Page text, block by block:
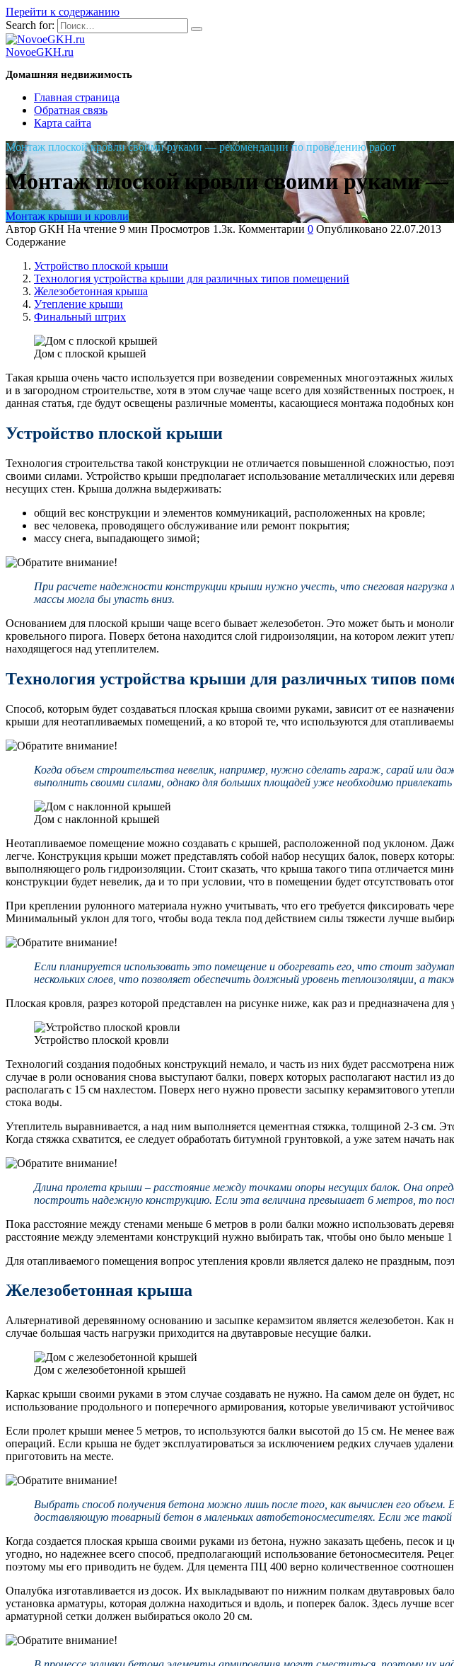
Перейти к содержанию
Search for:
NovoeGKH.ru
Домашняя недвижимость
Главная страница
Обратная связь
Карта сайта
Монтаж плоской кровли своими руками — рекомендации по проведению работ
Монтаж плоской кровли своими руками —
Монтаж крыши и кровли
Автор GKH На чтение 9 мин Просмотров 1.3к. Комментарии 0 Опубликовано 22.07.2013
Содержание
Устройство плоской крыши
Технология устройства крыши для различных типов помещений
Железобетонная крыша
Утепление крыши
Финальный штрих
Дом с плоской крышей
Такая крыша очень часто используется при возведении современных многоэтажных
и в загородном строительстве, хотя в этом случае чаще всего для хозяйственных
данная статья, где будут освещены различные моменты, касающиеся монтажа подобных
Устройство плоской крыши
Технология строительства такой конструкции не отличается повышенной сложностью,
своими силами. Устройство крыши предполагает использование металлических или
несущих стен. Крыша должна выдерживать:
общий вес конструкции и элементов коммуникаций, расположенных на кровле;
вес человека, проводящего обслуживание или ремонт покрытия;
массу снега, выпадающего зимой;
При расчете надежности конструкции крыши нужно учесть, что снеговая
массы могла бы упасть вниз.
Основанием для плоской крыши чаще всего бывает железобетон. Это может быть и
кровельного пирога. Поверх бетона находится слой гидроизоляции, на котором лежит
находящегося над утеплителем.
Технология устройства крыши для различных типов
Способ, которым будет создаваться плоская крыша своими руками, зависит от ее
крыши для неотапливаемых помещений, а ко второй те, что используются для
Когда объем строительства невелик, например, нужно сделать гараж, сарай
выполнить своими силами, однако для больших площадей уже необходимо
Дом с наклонной крышей
Неотапливаемое помещение можно создавать с крышей, расположенной под уклоном.
легче. Конструкция крыши может представлять собой набор несущих балок, поверх
выполняющего роль гидроизоляции. Стоит сказать, что крыша такого типа отличается
конструкции будет невелик, да и то при условии, что в помещении будет отсутствовать
При креплении рулонного материала нужно учитывать, что его требуется фиксировать
Минимальный уклон для того, чтобы вода текла под действием силы тяжести лучше
Если планируется использовать это помещение и обогревать его, что стоит
нескольких слоев, что позволяет обеспечить должный уровень теплоизоляции, а
Плоская кровля, разрез которой представлен на рисунке ниже, как раз и предназначена
Устройство плоской кровли
Технологий создания подобных конструкций немало, и часть из них будет рассмотрена
случае в роли основания снова выступают балки, поверх которых располагают настил
располагать с 15 см нахлестом. Поверх него нужно провести засыпку керамзитового
стока воды.
Утеплитель выравнивается, а над ним выполняется цементная стяжка, толщиной 2-3 см.
Когда стяжка схватится, ее следует обработать битумной грунтовкой, а уже затем начать
Длина пролета крыши – расстояние между точками опоры несущих балок. Она
построить надежную конструкцию. Если эта величина превышает 6 метров, то
Пока расстояние между стенами меньше 6 метров в роли балки можно использовать
расстояние между элементами конструкций нужно выбирать так, чтобы оно было меньше 1
Для отапливаемого помещения вопрос утепления кровли является далеко не праздным,
Железобетонная крыша
Альтернативой деревянному основанию и засыпке керамзитом является железобетон.
случае большая часть нагрузки приходится на двутавровые несущие балки.
Дом с железобетонной крышей
Каркас крыши своими руками в этом случае создавать не нужно. На самом деле он будет,
использование продольного и поперечного армирования, которые увеличивают
Если пролет крыши менее 5 метров, то используются балки высотой до 15 см. Не менее
операций. Если крыша не будет эксплуатироваться за исключением редких случаев
приготовить на месте.
Выбрать способ получения бетона можно лишь после того, как вычислен его
доставляющую товарный бетон в маленьких автобетоносмесителях. Если же
Когда создается плоская крыша своими руками из бетона, нужно заказать щебень, песок
угодно, но надежнее всего способ, предполагающий использование бетоносмесителя.
поэтому мы его приводить не будем. Для цемента ПЦ 400 верно количественное
Опалубка изготавливается из досок. Их выкладывают по нижним полкам двутавровых
установка арматуры, которая должна находиться и вдоль, и поперек балок. Здесь лучше
арматурной сетки должен выбираться около 20 см.